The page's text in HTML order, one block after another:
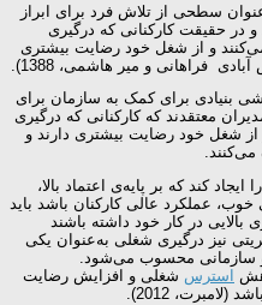
سطحی از تلاش فرد برای ابراز
در حقیقت کارکنانی که درگیری
و از شغل خود رضایت بیشتری
بنیادی برای کمک به سازمان برای
معتقدند که کارکنانی که درگیری
از شغل خود رضایت بیشتری دارند و
می‌کنند.
کند که بر پایه‌ی اعتماد بالا،
عملکرد عالی کارکنان باشد باید
در کار خود داشته باشند
نیز درگیری شغلی به‌عنوان یکی
و سازمانی محسوب می‌شود.
استرس شغلی و افزایش رضایت
2012).